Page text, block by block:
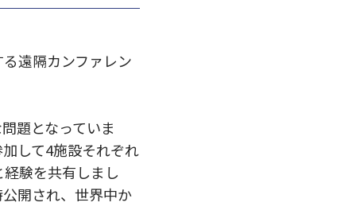
遠隔カンファレン
題となっていま
して4施設それぞれ
験を共有しまし
開され、世界中か